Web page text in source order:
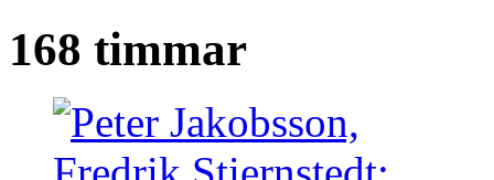
168 timmar